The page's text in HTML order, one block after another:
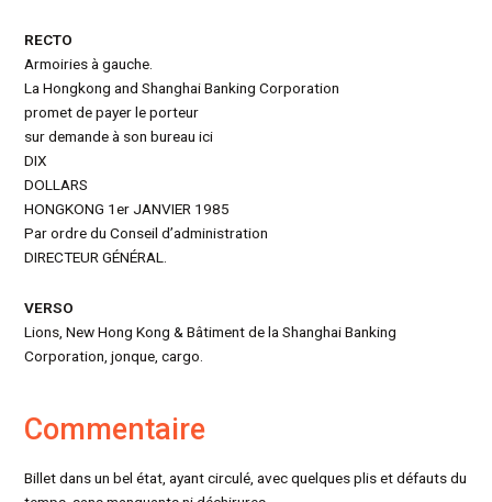
RECTO
Armoiries à gauche.
La Hongkong and Shanghai Banking Corporation
promet de payer le porteur
sur demande à son bureau ici
DIX
DOLLARS
HONGKONG 1er JANVIER 1985
Par ordre du Conseil d’administration
DIRECTEUR GÉNÉRAL.
VERSO
Lions, New Hong Kong & Bâtiment de la Shanghai Banking
Corporation, jonque, cargo.
Commentaire
Billet dans un bel état, ayant circulé, avec quelques plis et défauts du